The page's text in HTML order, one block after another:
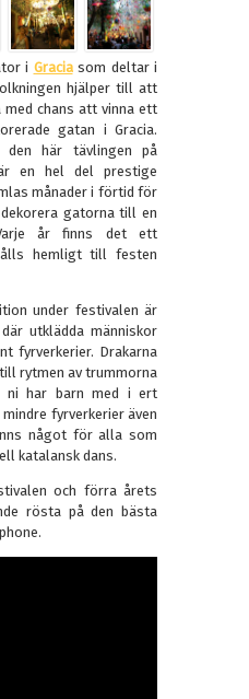
i Graciasom deltar i
hjälper till att
chans att vinna ett
gatan i Gracia.
den här tävlingen på
en hel del prestige
månader i förtid för
gatorna till en
år finns det ett
hemligt till festen
under festivalen är
där utklädda människor
fyrverkerier. Drakarna
rytmen av trummorna
ni har barn med i ert
fyrverkerier även
något för alla som
katalansk dans.
och förra årets
rösta på den bästa